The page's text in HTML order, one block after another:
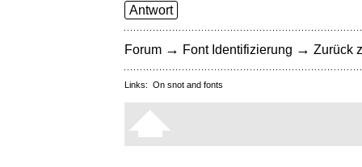
Antwort
Forum → Font Identifizierung → Zurück
Links: On snot and fonts